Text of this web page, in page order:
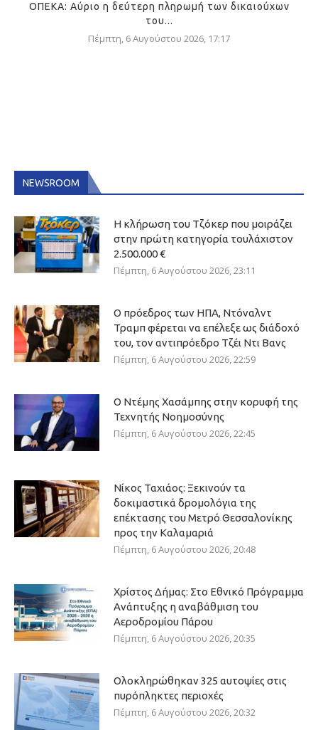
ΟΠΕΚΑ: Αύριο η δεύτερη πληρωμή των δικαιούχων
του...
Πέμπτη, 6 Αυγούστου 2026, 17:17
NEWSROOM
Η κλήρωση του Τζόκερ που μοιράζει
στην πρώτη κατηγορία τουλάχιστον
2.500.000 €
Πέμπτη, 6 Αυγούστου 2026, 23:11
Ο πρόεδρος των ΗΠΑ, Ντόναλντ
Τραμπ φέρεται να επέλεξε ως διάδοχό
του, τον αντιπρόεδρο Τζέι Ντι Βανς
Πέμπτη, 6 Αυγούστου 2026, 22:59
Ο Ντέμης Χασάμπης στην κορυφή της
Τεχνητής Νοημοσύνης
Πέμπτη, 6 Αυγούστου 2026, 22:45
Νίκος Ταχιάος: Ξεκινούν τα
δοκιμαστικά δρομολόγια της
επέκτασης του Μετρό Θεσσαλονίκης
προς την Καλαμαριά
Πέμπτη, 6 Αυγούστου 2026, 20:48
Χρίστος Δήμας: Στο Εθνικό Πρόγραμμα
Ανάπτυξης η αναβάθμιση του
Αεροδρομίου Πάρου
Πέμπτη, 6 Αυγούστου 2026, 20:35
Ολοκληρώθηκαν 325 αυτοψίες στις
πυρόπληκτες περιοχές
Πέμπτη, 6 Αυγούστου 2026, 20:32